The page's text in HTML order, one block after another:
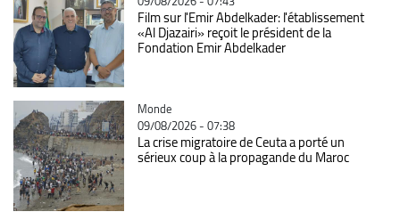
Film sur l'Emir Abdelkader: l'établissement
«Al Djazairi» reçoit le président de la
Fondation Emir Abdelkader
Catégorie
Monde
09/08/2026 - 07:38
La crise migratoire de Ceuta a porté un
sérieux coup à la propagande du Maroc